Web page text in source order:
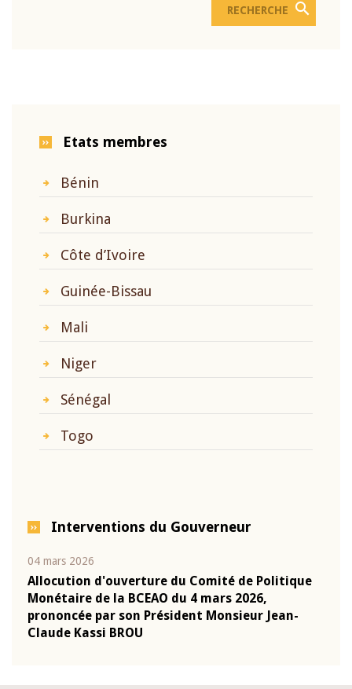
Etats membres
Bénin
Burkina
Côte d’Ivoire
Guinée-Bissau
Mali
Niger
Sénégal
Togo
Interventions du Gouverneur
04 mars 2026
Allocution d'ouverture du Comité de Politique
Monétaire de la BCEAO du 4 mars 2026,
prononcée par son Président Monsieur Jean-
Claude Kassi BROU